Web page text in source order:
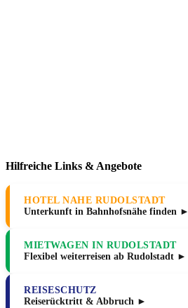
Hilfreiche Links & Angebote
HOTEL NAHE RUDOLSTADT
Unterkunft in Bahnhofsnähe finden ►
MIETWAGEN IN RUDOLSTADT
Flexibel weiterreisen ab Rudolstadt ►
REISESCHUTZ
Reiserücktritt & Abbruch ►